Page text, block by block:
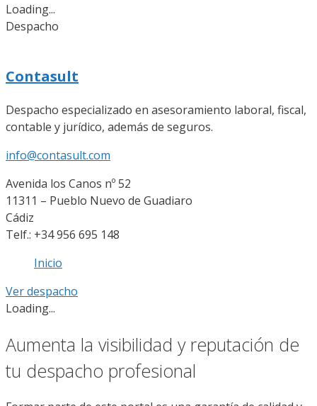
Loading...
Despacho
Contasult
Despacho especializado en asesoramiento laboral, fiscal,
contable y jurídico, además de seguros.
info@contasult.com
Avenida los Canos nº 52
11311 – Pueblo Nuevo de Guadiaro
Cádiz
Telf.: +34 956 695 148
Inicio
Ver despacho
Loading...
Aumenta la visibilidad y reputación de
tu despacho profesional